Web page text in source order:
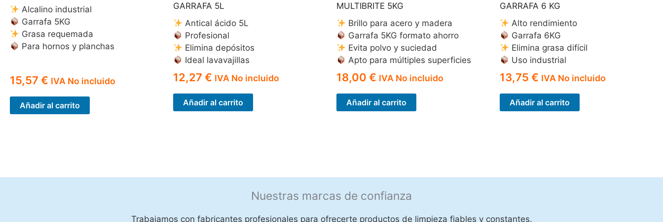
Alcalino industrial
Garrafa 5KG
Grasa requemada
Para hornos y planchas
15,57 € IVA No incluido
Añadir al carrito
GARRAFA 5L
Antical ácido 5L
Profesional
Elimina depósitos
Ideal lavavajillas
12,27 € IVA No incluido
Añadir al carrito
MULTIBRITE 5KG
Brillo para acero y madera
Garrafa 5KG formato ahorro
Evita polvo y suciedad
Apto para múltiples superficies
18,00 € IVA No incluido
Añadir al carrito
GARRAFA 6 KG
Alto rendimiento
Garrafa 6KG
Elimina grasa difícil
Uso industrial
13,75 € IVA No incluido
Añadir al carrito
Nuestras marcas de confianza
Trabajamos con fabricantes profesionales para ofrecerte productos de limpieza fiables y constantes.